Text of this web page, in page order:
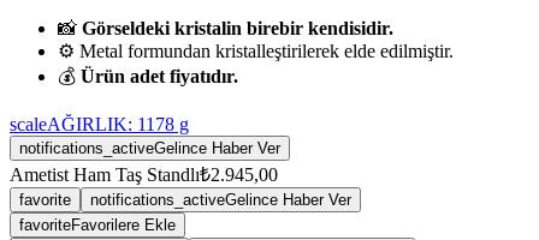
📸 Görseldeki kristalin birebir kendisidir.
⚙️ Metal formundan kristalleştirilerek elde edilmiştir.
💰 Ürün adet fiyatıdır.
scaleAĞIRLIK: 1178 g
notifications_activeGelince Haber Ver
Ametist Ham Taş Standlı₺2.945,00
favorite notifications_activeGelince Haber Ver
favoriteFavorilere Ekle